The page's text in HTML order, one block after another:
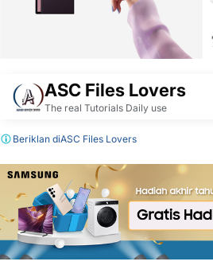
ASC Files Lovers
The real Tutorials Daily use
Beriklan diASC Files Lovers